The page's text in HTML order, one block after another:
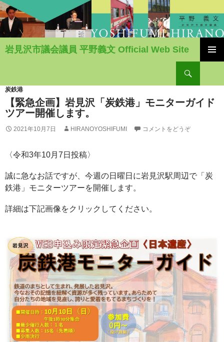
岩見沢市議会議員 平野義文 Official Web Site
ン
ツ
へ
動
炭鉄港
【緊急企画】岩見沢「炭鉄港」モニターガイド
ツアー開催します。
2021年10月7日 HIRANOYOSHIFUMI コメントをどうぞ
〈令和3年10月7日投稿〉
誠に急なお話ですが、今週の日曜日に岩見沢駅周辺で「炭
鉄港」モニターツアーを開催します。
詳細は下記画像をクリックしてください。